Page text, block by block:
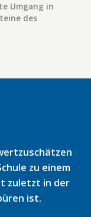
Umgang in
des
zu einem
zuletzt in der
ist.